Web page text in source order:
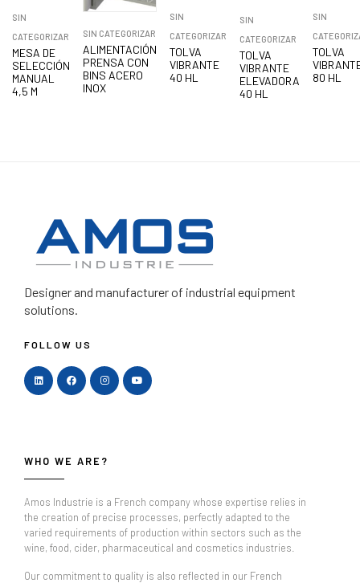
SIN
CATEGORIZAR
MESA DE
SELECCIÓN
MANUAL
4,5 M
SIN CATEGORIZAR
ALIMENTACIÓN
PRENSA CON
BINS ACERO
INOX
SIN
CATEGORIZAR
TOLVA
VIBRANTE
40 HL
SIN
CATEGORIZAR
TOLVA
VIBRANTE
ELEVADORA
40 HL
SIN
TOLVA
80 HL
Designer and manufacturerof industrial equipment
solutions.
FOLLOW US
WHO WE ARE?
Amos Industrie is a French company whose expertise relies in
the creation of precise processes, perfectly adapted to the
varied requirements of production within sectors such as the
wine, food, cider, pharmaceutical and cosmetics industries.
Our commitment to quality is also reflected in our French